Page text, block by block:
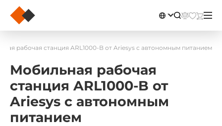
рабочая станция ARL1000-B от Ariesys с автономным питанием
Мобильная рабочая
станция ARL1000-B от
Ariesys с автономным
питанием